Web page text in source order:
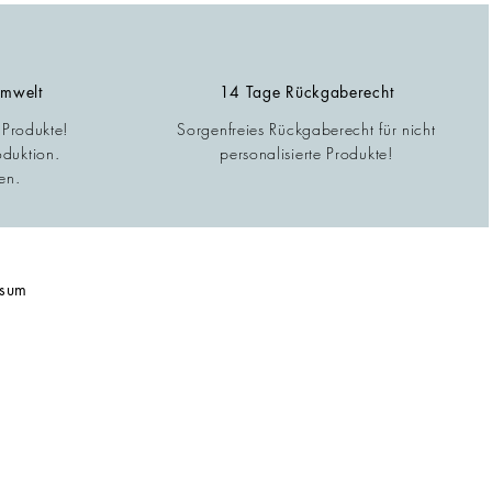
14 Tage Rückgaberecht
Sorgenfreies Rückgaberecht für nicht
personalisierte Produkte!